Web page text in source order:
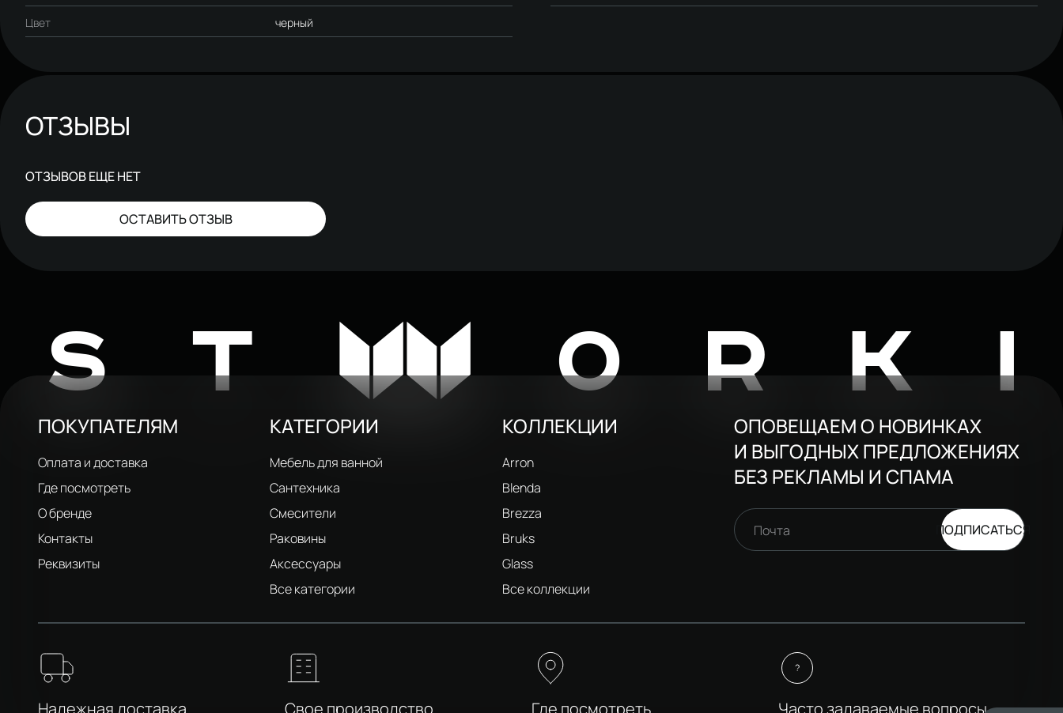
Цвет черный
ОТЗЫВЫ
ОТЗЫВОВ ЕЩЕ НЕТ
ОСТАВИТЬ ОТЗЫВ
STW
ПОКУПАТЕЛЯМ
Оплата и доставка
Где посмотреть
О бренде
Контакты
Реквизиты
КАТЕГОРИИ
Мебель для ванной
Сантехника
Смесители
Раковины
Аксессуары
Все категории
КОЛЛЕКЦИИ
Arron
Blenda
Brezza
Bruks
Glass
Все коллекции
ОПОВЕЩАЕМ О НОВИНКАХ
И ВЫГОДНЫХ ПРЕДЛОЖЕНИЯХ
БЕЗ РЕКЛАМЫ И СПАМА
Почта ПОДПИСАТЬСЯ
Надежная доставка Свое производство Где посмотреть Часто задаваемые вопросы